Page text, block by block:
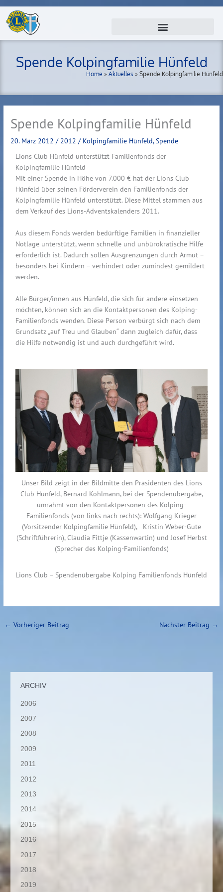
Zum
Inhalt
springen
Spende Kolpingfamilie Hünfeld
Home » Aktuelles » Spende Kolpingfamilie Hünfeld
Spende Kolpingfamilie Hünfeld
20. März 2012/ 2012 / Kolpingfamilie Hünfeld,Spende
Lions Club Hünfeld unterstützt Familienfonds der
Kolpingfamilie Hünfeld
Mit einer Spende in Höhe von 7.000 € hat der Lions Club
Hünfeld über seinen Förderverein den Familienfonds der
Kolpingfamilie Hünfeld unterstützt. Diese Mittel stammen aus
dem Verkauf des Lions-Adventskalenders 2011.
Aus diesem Fonds werden bedürftige Familien in finanzieller
Notlage unterstützt, wenn schnelle und unbürokratische Hilfe
erforderlich ist. Dadurch sollen Ausgrenzungen durch Armut –
besonders bei Kindern – verhindert oder zumindest gemildert
werden.
Alle Bürger/innen aus Hünfeld, die sich für andere einsetzen
möchten, können sich an die Kontaktpersonen des Kolping-
Familienfonds wenden. Diese Person verbürgt sich nach dem
Grundsatz „auf Treu und Glauben“ dann zugleich dafür, dass
die Hilfe notwendig ist und auch durchgeführt wird.
Unser Bild zeigt in der Bildmitte den Präsidenten des Lions
Club Hünfeld, Bernard Kohlmann, bei der Spendenübergabe,
umrahmt von den Kontaktpersonen des Kolping-
Familienfonds (von links nach rechts): Wolfgang Krieger
(Vorsitzender Kolpingfamilie Hünfeld), Kristin Weber-Gute
(Schriftführerin), Claudia Fittje (Kassenwartin) und Josef Herbst
(Sprecher des Kolping-Familienfonds)
Lions Club – Spendenübergabe Kolping Familienfonds Hünfeld
← Vorheriger Beitrag Nächster Beitrag →
ARCHIV
2006
2007
2008
2009
2011
2012
2013
2014
2015
2016
2017
2018
2019